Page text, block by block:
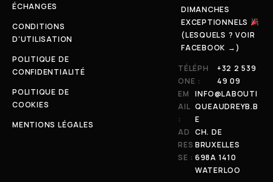
ÉCHANGES
CONDITIONS
D'UTILISATION
POLITIQUE DE
CONFIDENTIALITÉ
POLITIQUE DE
COOKIES
MENTIONS LÉGALES
DIMANCHES
EXCEPTIONNELS
(LESQUELS ? VOIR
FACEBOOK →)
TÉLÉPH
ONE :
+32 2 539
49 09
EM
AIL
:
INFO@LABOUTI
QUEAUDREYB.B
E
AD
RES
SE :
CH. DE
BRUXELLES
698A 1410
WATERLOO